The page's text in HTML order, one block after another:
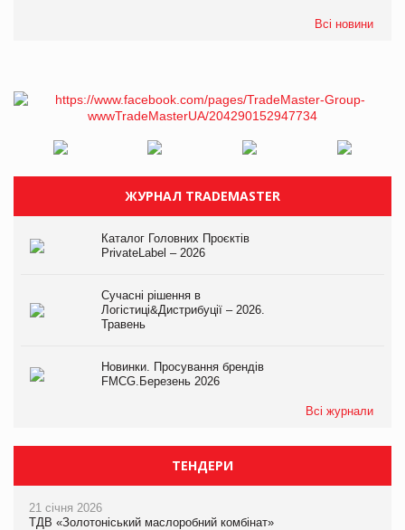
Всі новини
ЖУРНАЛ TRADEMASTER
Каталог Головних Проєктів
PrivateLabel – 2026
Сучасні рішення в
Логістиці&Дистрибуції – 2026.
Травень
Новинки. Просування брендів
FMCG.Березень 2026
Всі журнали
ТЕНДЕРИ
21 січня 2026
ТДВ «Золотоніський маслоробний комбінат»